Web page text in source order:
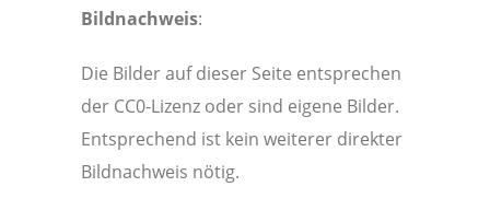
Bildnachweis:
Die Bilder auf dieser Seite entsprechen
der CC0-Lizenz oder sind eigene Bilder.
Entsprechend ist kein weiterer direkter
Bildnachweis nötig.